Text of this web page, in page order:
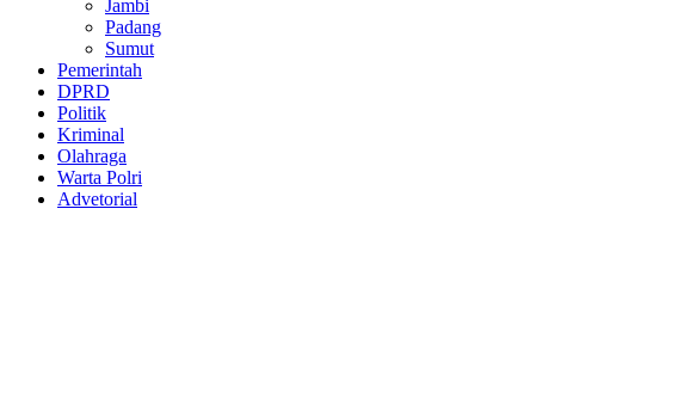
Jambi
Padang
Sumut
Pemerintah
DPRD
Politik
Kriminal
Olahraga
Warta Polri
Advetorial